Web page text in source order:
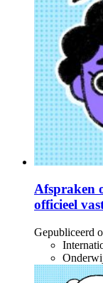
Afspraken
officieel
Gepubliceerd